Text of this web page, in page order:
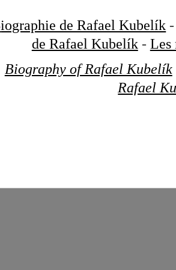
Biographie de Rafael Kubelík
de Rafael Kubelík- Les
Biography of Rafael Kubelík
Rafael